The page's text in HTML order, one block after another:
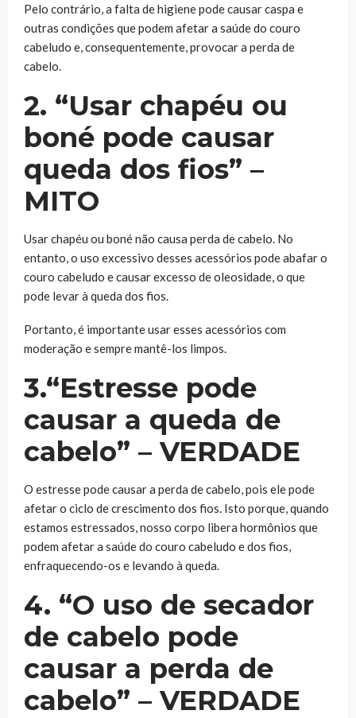
Pelo contrário, a falta de higiene pode causar caspa e
outras condições que podem afetar a saúde do couro
cabeludo e, consequentemente, provocar a perda de
cabelo.
2. “Usar chapéu ou
boné pode causar
queda dos fios” –
MITO
Usar chapéu ou boné não causa perda de cabelo. No
entanto, o uso excessivo desses acessórios pode abafar o
couro cabeludo e causar excesso de oleosidade, o que
pode levar à queda dos fios.
Portanto, é importante usar esses acessórios com
moderação e sempre mantê-los limpos.
3.“Estresse pode
causar a queda de
cabelo” – VERDADE
O estresse pode causar a perda de cabelo, pois ele pode
afetar o ciclo de crescimento dos fios. Isto porque, quando
estamos estressados, nosso corpo libera hormônios que
podem afetar a saúde do couro cabeludo e dos fios,
enfraquecendo-os e levando à queda.
4. “O uso de secador
de cabelo pode
causar a perda de
cabelo” – VERDADE